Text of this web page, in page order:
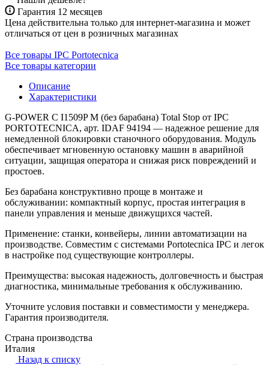
Гарантия 12 месяцев
Цена действительна только для интернет-магазина и может
отличаться от цен в розничных магазинах
Все товары IPC Portotecnica
Все товары категории
Описание
Характеристики
G-POWER C I1509P M (без барабана) Total Stop от IPC
PORTOTECNICA, арт. IDAF 94194 — надежное решение для
немедленной блокировки станочного оборудования. Модуль
обеспечивает мгновенную остановку машин в аварийной
ситуации, защищая оператора и снижая риск повреждений и
простоев.
Без барабана конструктивно проще в монтаже и
обслуживании: компактный корпус, простая интеграция в
панели управления и меньше движущихся частей.
Применение: станки, конвейеры, линии автоматизации на
производстве. Совместим с системами Portotecnica IPC и легок
в настройке под существующие контроллеры.
Преимущества: высокая надежность, долговечность и быстрая
диагностика, минимальные требования к обслуживанию.
Уточните условия поставки и совместимости у менеджера.
Гарантия производителя.
Страна производства
Италия
Назад к списку